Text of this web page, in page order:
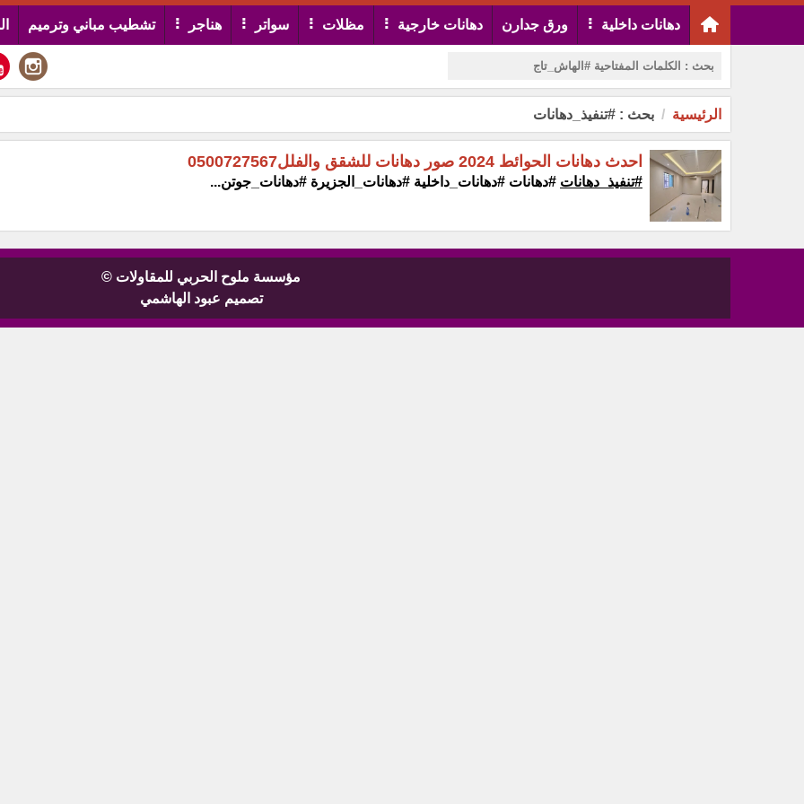
دهانات داخلية ورق جدارن دهانات خارجية مظلات سواتر هناجر تشطيب مباني وترميم
الرئيسية بحث : #تنفيذ_دهانات‏
احدث دهانات الحوائط 2024 صور دهانات للشقق والفلل0500727567
#تنفيذ_دهانات‏
مؤسسة ملوح الحربي للمقاولات ©
تصميم عبود الهاشمي